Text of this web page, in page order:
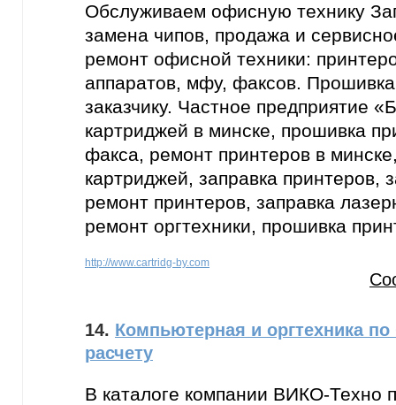
Обслуживаем офисную технику
замена чипов, продажа и
ремонт офисной техники:
аппаратов, мфу, факсов.
заказчику. Частное предприятие
картриджей в минске, прошивка
факса, ремонт принтеров в
картриджей, заправка принтеров,
ремонт принтеров, заправка
ремонт оргтехники, прошивка
http://www.cartridg-by.com
14. Компьютерная и оргтехника
расчету
В каталоге компании ВИКО-Техно